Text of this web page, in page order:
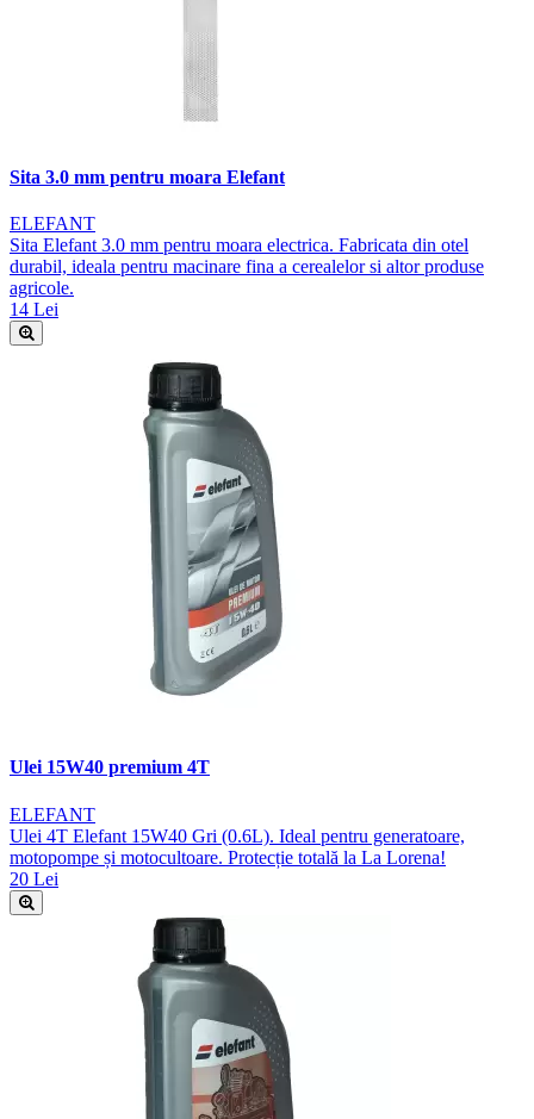
Sita 3.0 mm pentru moara Elefant
ELEFANT
Sita Elefant 3.0 mm pentru moara electrica. Fabricata din otel
durabil, ideala pentru macinare fina a cerealelor si altor produse
agricole.
14 Lei
Ulei 15W40 premium 4T
ELEFANT
Ulei 4T Elefant 15W40 Gri (0.6L). Ideal pentru generatoare,
motopompe și motocultoare. Protecție totală la La Lorena!
20 Lei